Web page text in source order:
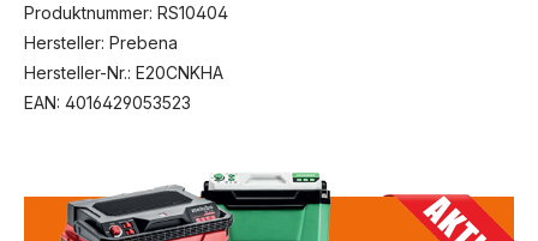
Produktnummer: RS10404
Hersteller: Prebena
Hersteller-Nr.: E20CNKHA
EAN: 4016429053523